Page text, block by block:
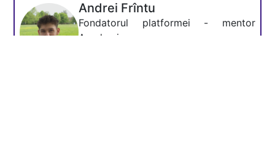
Andrei Frîntu
Fondatorul platformei - mentor
Academia